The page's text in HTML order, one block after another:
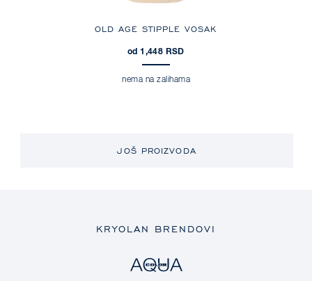
OLD AGE STIPPLE VOSAK
od 1,448 RSD
nema na zalihama
JOŠ PROIZVODA
KRYOLAN BRENDOVI